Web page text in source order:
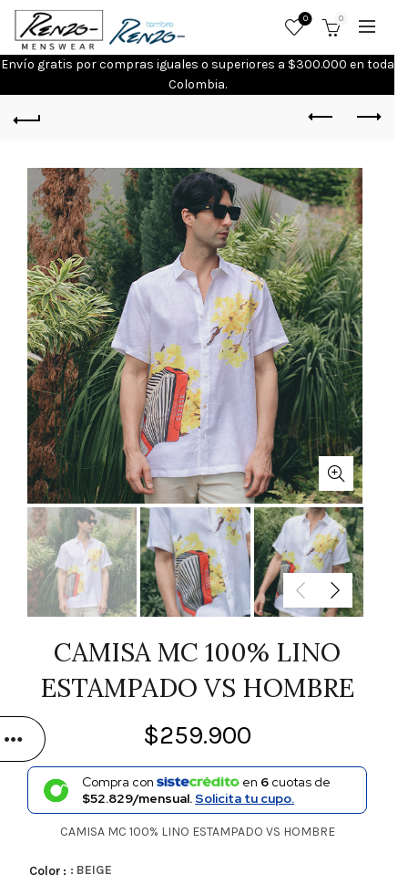
0 0
Envío gratis por compras iguales o superiores a $300.000 en toda
Colombia.
CAMISA MC 100% LINO
ESTAMPADO VS HOMBRE
$259.900
Compra con en 6 cuotas de
$52.829/mensual.Solicita tu cupo.
CAMISA MC 100% LINO ESTAMPADO VS HOMBRE
Color : BEIGE